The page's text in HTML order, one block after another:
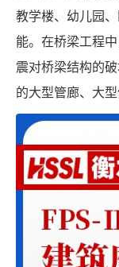
教学楼、幼儿园
能。在桥梁工程
震对桥梁结构的
的大型管廊、大